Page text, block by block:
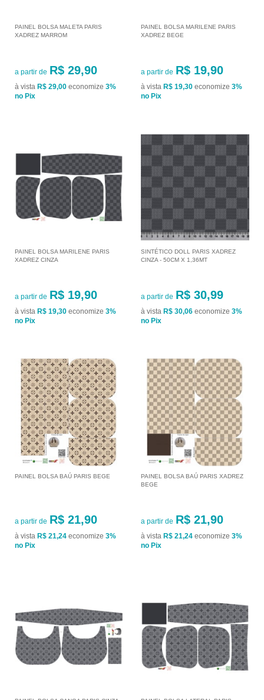
PAINEL BOLSA MALETA PARIS
XADREZ MARROM
a partir de R$ 29,90
à vista R$ 29,00 economize 3%
no Pix
PAINEL BOLSA MARILENE PARIS
XADREZ BEGE
a partir de R$ 19,90
à vista R$ 19,30 economize 3%
no Pix
PAINEL BOLSA MARILENE PARIS
XADREZ CINZA
a partir de R$ 19,90
à vista R$ 19,30 economize 3%
no Pix
SINTÉTICO DOLL PARIS XADREZ
CINZA - 50CM X 1,36MT
a partir de R$ 30,99
à vista R$ 30,06 economize 3%
no Pix
PAINEL BOLSA BAÚ PARIS BEGE
a partir de R$ 21,90
à vista R$ 21,24 economize 3%
no Pix
PAINEL BOLSA BAÚ PARIS XADREZ
BEGE
a partir de R$ 21,90
à vista R$ 21,24 economize 3%
no Pix